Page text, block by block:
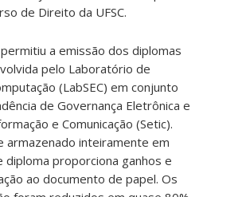
de Direito da UFSC.
a emissão dos diplomas
pelo Laboratório de
(LabSEC) em conjunto
de Governança Eletrônica e
e Comunicação (Setic).
armazenado inteiramente em
diploma proporciona ganhos e
ao documento de papel. Os